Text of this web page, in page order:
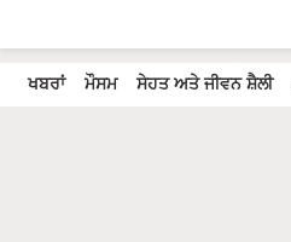
ਖਬਰਾਂ ਮੌਸਮ ਸੇਹਤ ਅਤੇ ਜੀਵਨ ਸ਼ੈਲੀ